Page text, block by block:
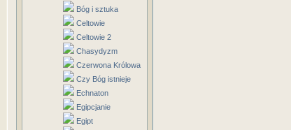
Bóg i sztuka
Celtowie
Celtowie 2
Chasydyzm
Czerwona Królowa
Czy Bóg istnieje
Echnaton
Egipcjanie
Egipt